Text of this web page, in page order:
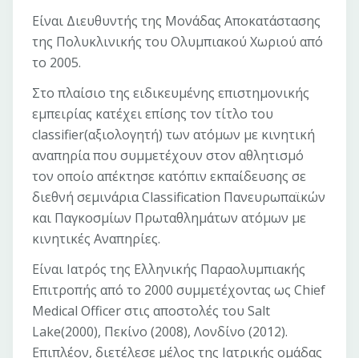
Είναι Διευθυντής της Μονάδας Αποκατάστασης
της Πολυκλινικής του Ολυμπιακού Χωριού από
το 2005.
Στο πλαίσιο της ειδικευμένης επιστημονικής
εμπειρίας κατέχει επίσης τον τίτλο του
classifier(αξιολογητή) των ατόμων με κινητική
αναπηρία που συμμετέχουν στον αθλητισμό
τον οποίο απέκτησε κατόπιν εκπαίδευσης σε
διεθνή σεμινάρια Classification Πανευρωπαϊκών
και Παγκοσμίων Πρωταθλημάτων ατόμων με
κινητικές Αναπηρίες.
Είναι Ιατρός της Ελληνικής Παραολυμπιακής
Επιτροπής από το 2000 συμμετέχοντας ως Chief
Medical Officer στις αποστολές του Salt
Lake(2000), Πεκίνο (2008), Λονδίνο (2012).
Επιπλέον, διετέλεσε μέλος της Ιατρικής ομάδας